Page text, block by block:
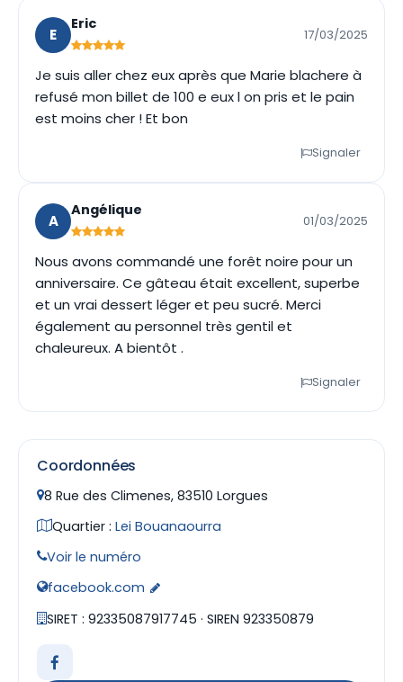
E
Eric
17/03/2025
Je suis aller chez eux après que Marie blachere à
refusé mon billet de 100 e eux l on pris et le pain
est moins cher ! Et bon
Signaler
A
Angélique
01/03/2025
Nous avons commandé une forêt noire pour un
anniversaire. Ce gâteau était excellent, superbe
et un vrai dessert léger et peu sucré. Merci
également au personnel très gentil et
chaleureux. A bientôt .
Signaler
Coordonnées
8 Rue des Climenes, 83510 Lorgues
Quartier : Lei Bouanaourra
Voir le numéro
facebook.com
SIRET : 92335087917745 · SIREN 923350879